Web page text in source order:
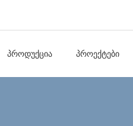
ᲞᲠᲝᲓᲣᲥᲪᲘᲐ ᲞᲠᲝᲔᲥᲢᲔᲑᲘ